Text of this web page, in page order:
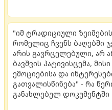
"იმ ტრადიციული ზეიმების
რომელიც ჩვენს ბაღებში
არის გავრცელებული, არ
ბავშვის პატივისცემა, მისი
ემოციებისა და
გათვალისწინება" - რა
განახლებულ დოკუმენტში